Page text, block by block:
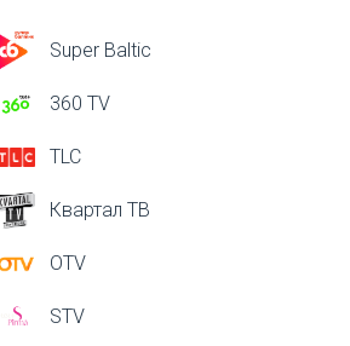
Super Baltic
360 TV
TLC
Квартал ТВ
OTV
STV